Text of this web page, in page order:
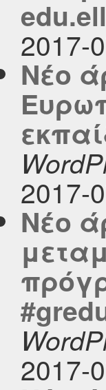
2017-
Νέο
2017-
Νέο
2017-